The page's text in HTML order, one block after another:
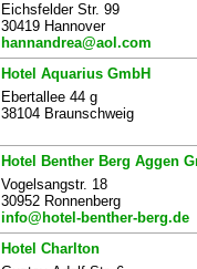
Eichsfelder Str. 99
30419 Hannover
hannandrea@aol.com
Hotel Aquarius GmbH
Ebertallee 44 g
38104 Braunschweig
Hotel Benther Berg Aggen
Vogelsangstr. 18
30952 Ronnenberg
info@hotel-benther-berg.de
Hotel Charlton